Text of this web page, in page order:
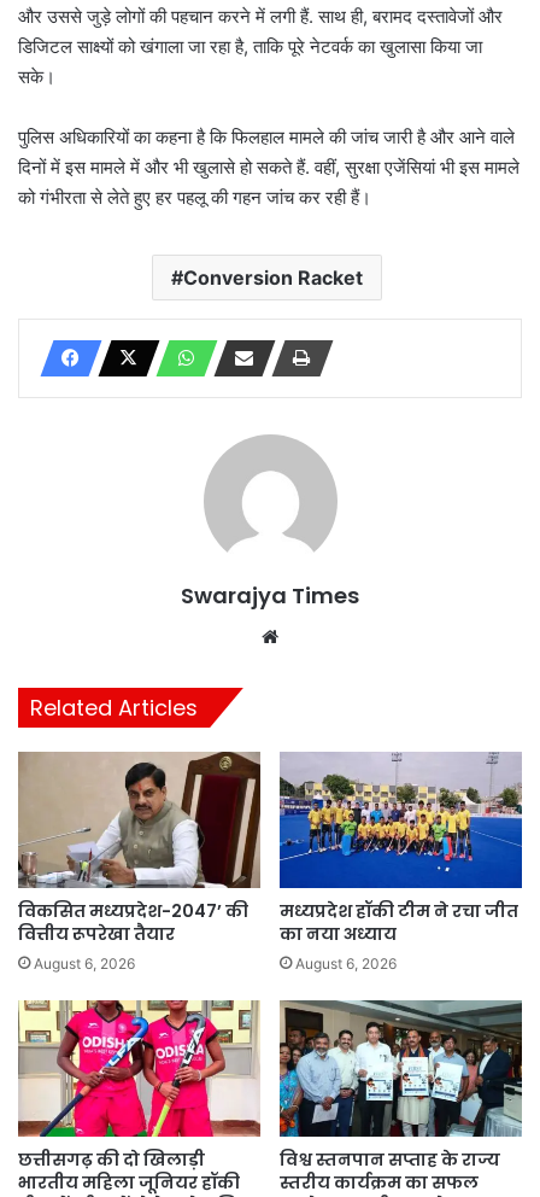
और उससे जुड़े लोगों की पहचान करने में लगी हैं. साथ ही, बरामद दस्तावेजों और
डिजिटल साक्ष्यों को खंगाला जा रहा है, ताकि पूरे नेटवर्क का खुलासा किया जा
सके।
पुलिस अधिकारियों का कहना है कि फिलहाल मामले की जांच जारी है और आने वाले
दिनों में इस मामले में और भी खुलासे हो सकते हैं. वहीं, सुरक्षा एजेंसियां भी इस मामले
को गंभीरता से लेते हुए हर पहलू की गहन जांच कर रही हैं।
Conversion Racket
Swarajya Times
Related Articles
विकसित मध्यप्रदेश-2047’ की
वित्तीय रूपरेखा तैयार
August 6, 2026
मध्यप्रदेश हॉकी टीम ने रचा जीत
का नया अध्याय
August 6, 2026
छत्तीसगढ़ की दो खिलाड़ी
भारतीय महिला जूनियर हॉकी
विश्व स्तनपान सप्ताह के राज्य
स्तरीय कार्यक्रम का सफल